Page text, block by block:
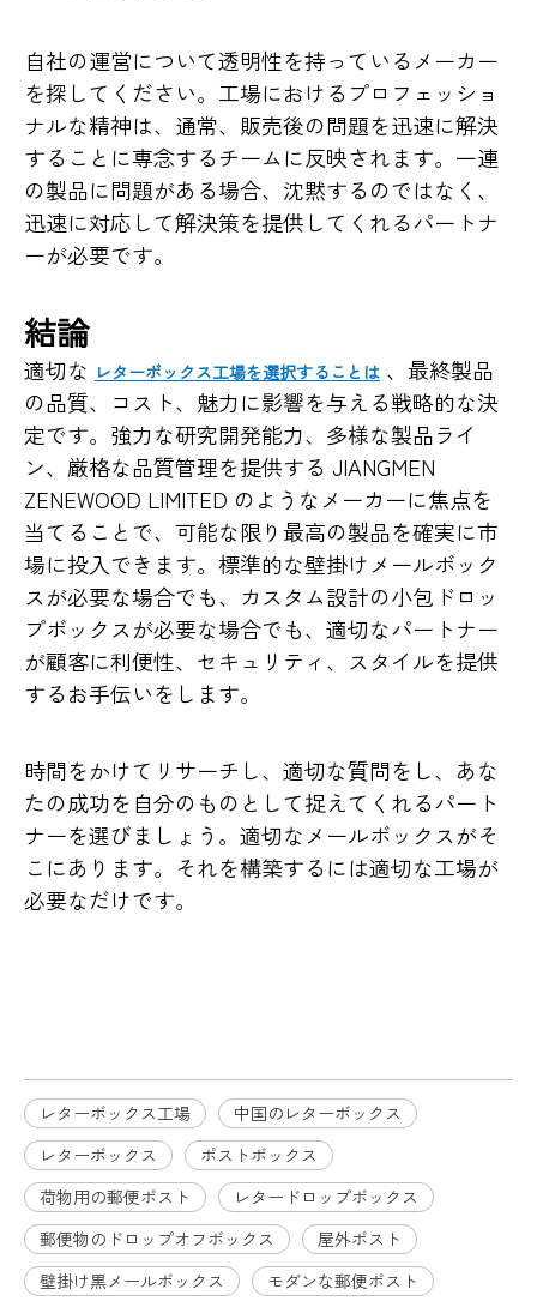
自社の運営について透明性を持っているメーカー
を探してください。工場におけるプロフェッショ
ナルな精神は、通常、販売後の問題を迅速に解決
することに専念するチームに反映されます。一連
の製品に問題がある場合、沈黙するのではなく、
迅速に対応して解決策を提供してくれるパートナ
ーが必要です。
結論
適切な レターボックス工場を選択することは 、最終製品
の品質、コスト、魅力に影響を与える戦略的な決
定です。強力な研究開発能力、多様な製品ライ
ン、厳格な品質管理を提供する JIANGMEN
ZENEWOOD LIMITED のようなメーカーに焦点を
当てることで、可能な限り最高の製品を確実に市
場に投入できます。標準的な壁掛けメールボック
スが必要な場合でも、カスタム設計の小包ドロッ
プボックスが必要な場合でも、適切なパートナー
が顧客に利便性、セキュリティ、スタイルを提供
するお手伝いをします。
時間をかけてリサーチし、適切な質問をし、あな
たの成功を自分のものとして捉えてくれるパート
ナーを選びましょう。適切なメールボックスがそ
こにあります。それを構築するには適切な工場が
必要なだけです。
レターボックス工場
中国のレターボックス
レターボックス
ポストボックス
荷物用の郵便ポスト
レタードロップボックス
郵便物のドロップオフボックス
屋外ポスト
壁掛け黒メールボックス
モダンな郵便ポスト